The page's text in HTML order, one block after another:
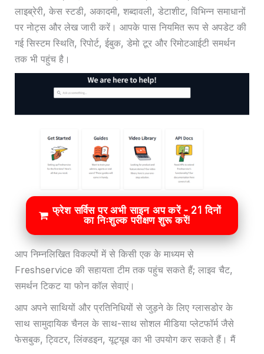
लाइब्रेरी, केस स्टडी, अकादमी, शब्दावली, डेटाशीट, विभिन्न समाधानों
पर नोट्स और लेख जारी करें। आपके पास नियमित रूप से अपडेट की
गई सिस्टम स्थिति, रिपोर्ट, ईबुक, डेमो टूर और रिमोटआईटी समर्थन
तक भी पहुंच है।
फ्रेश सर्विस पर अभी साइन अप करें - 21 दिनों
का निःशुल्क परीक्षण शुरू करें!
आप निम्नलिखित विकल्पों में से किसी एक के माध्यम से
Freshservice की सहायता टीम तक पहुंच सकते हैं; लाइव चैट,
समर्थन टिकट या फोन कॉल सेवाएं।
आप अपने साथियों और प्रतिनिधियों से जुड़ने के लिए ग्लासडोर के
साथ सामुदायिक चैनल के साथ-साथ सोशल मीडिया प्लेटफॉर्म जैसे
फेसबुक, ट्विटर, लिंक्डइन, यूट्यूब का भी उपयोग कर सकते हैं। मैं